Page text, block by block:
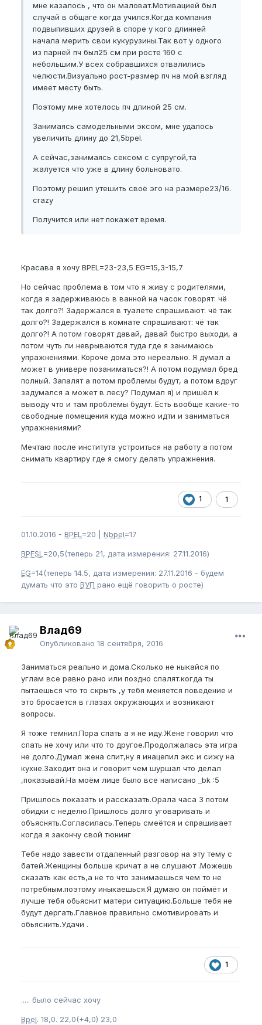
мне казалось , что он маловат.Мотивацией был
случай в общаге когда учился.Когда компания
подвыпивших друзей в споре у кого длинней
начала мерить свои кукурузины.Так вот у одного
из парней пч был25 см при росте 160 с
небольшим.У всех собравшихся отвалились
челюсти.Визуально рост-размер пч на мой взгляд
имеет месту быть.
Поэтому мне хотелось пч длиной 25 см.
Занимаясь самодельными эксом, мне удалось
увеличить длину до 21,5bpel.
А сейчас,занимаясь сексом с супругой,та
жалуется что уже в длину больновато.
Поэтому решил утешить своё эго на размере23/16.
crazy
Получится или нет покажет время.
Красава я хочу BPEL=23-23,5 EG=15,3-15,7
Но сейчас проблема в том что я живу с родителями,
когда я задерживаюсь в ванной на часок говорят: чё
так долго?! Задержался в туалете спрашивают: чё так
долго?! Задержался в комнате спрашивают: чё так
долго?! А потом говорят давай, давай быстро выходи, а
потом чуть ли неврываются туда где я занимаюсь
упражнениями. Короче дома это нереально. Я думал а
может в универе позаниматься?! А потом подумал бред
полный. Запалят а потом проблемы будут, а потом вдруг
задумался а может в лесу? Подумал я) и пришёл к
выводу что и там проблемы будут. Есть вообще какие-то
свободные помещения куда можно идти и заниматься
упражнениями?
Мечтаю после института устроиться на работу а потом
снимать квартиру где я смогу делать упражнения.
1 1
01.10.2016 - BPEL =20 | Nbpel=17
BPFSL =20,5(теперь 21, дата измерения: 27.11.2016)
EG=14(теперь 14.5, дата измерения: 27.11.2016 - будем
думать что это ВУП рано ещё говорить о росте)
Влад69
Опубликовано 18 сентября, 2016
Заниматься реально и дома.Сколько не ныкайся по
углам все равно рано или поздно спалят.когда ты
пытаешься что то скрыть ,у тебя меняется поведение и
это бросается в глазах окружающих и возникают
вопросы.
Я тоже темнил.Пора спать а я не иду.Жене говорил что
спать не хочу или что то другое.Продолжалась эта игра
не долго.Думал жена спит,ну я инацепил экс и сижу на
кухне.Заходит она и говорит чем шуршал что делал
,показывай.На моём лице было все написано _bk :5
Пришлось показать и рассказать.Орала часа 3 потом
обидки с неделю.Пришлось долго уговаривать и
объяснять.Согласилась.Теперь смеётся и спрашивает
когда я закончу свой тюнинг
Тебе надо завести отдаленный разговор на эту тему с
батей.Женщины больше кричат а не слушают .Можешь
сказать как есть,а не то что занимаешься чем то не
потребным.поэтому иныкаешься.Я думаю он поймёт и
лучше тебя обьяснит матери ситуацию.Больше тебя не
будут дергать.Главное правильно смотивировать и
обьяснить.Удачи .
1
..... было сейчас хочу
Bpel. 18,0. 22,0(+4,0) 23,0